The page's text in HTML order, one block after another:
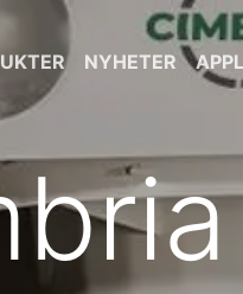
NYHETER